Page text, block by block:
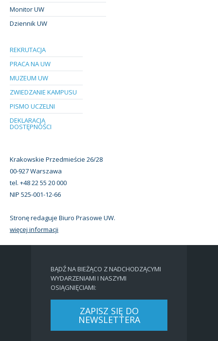
Monitor UW
Dziennik UW
REKRUTACJA
PRACA NA UW
MUZEUM UW
ZWIEDZANIE KAMPUSU
PISMO UCZELNI
DEKLARACJA
DOSTĘPNOŚCI
Krakowskie Przedmieście 26/28
00-927 Warszawa
tel. +48 22 55 20 000
NIP 525-001-12-66
Stronę redaguje Biuro Prasowe UW.
więcej informacji
BĄDŹ NA BIEŻĄCO Z NADCHODZĄCYMI
WYDARZENIAMI I NASZYMI
OSIĄGNIĘCIAMI:
ZAPISZ SIĘ DO
NEWSLETTERA